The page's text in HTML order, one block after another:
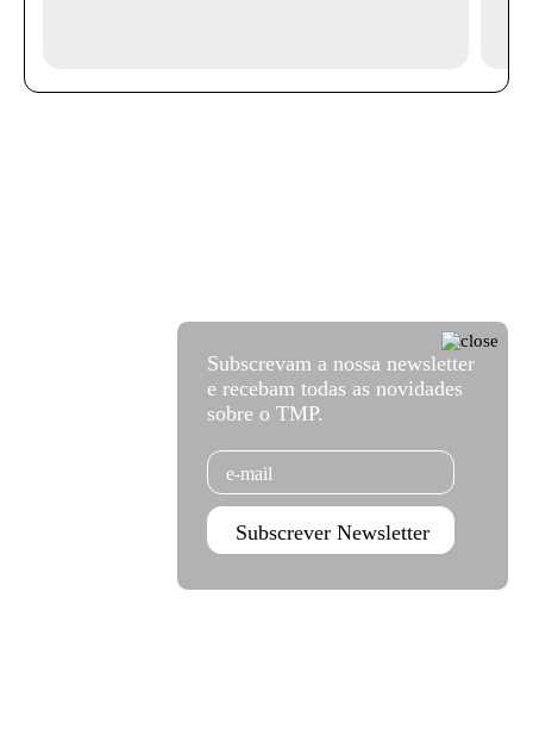
Subscrevam a nossa newsletter
e recebam todas as novidades
sobre o TMP.
Email
Subscrever Newsletter